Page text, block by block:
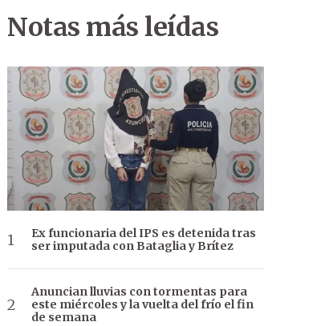
Notas más leídas
Ex funcionaria del IPS es detenida tras
ser imputada con Bataglia y Brítez
Anuncian lluvias con tormentas para
este miércoles y la vuelta del frío el fin
de semana